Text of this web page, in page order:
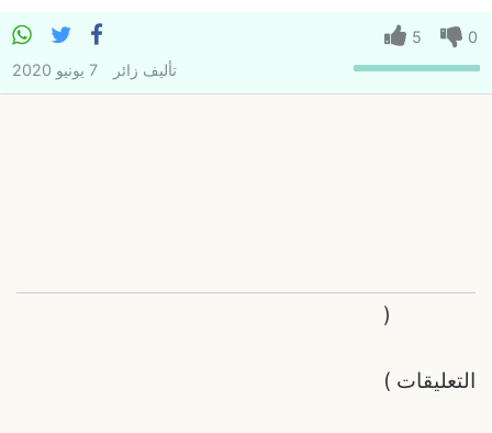
0
5
تأليف زائر 7 يونيو 2020
التعليقات
(
)